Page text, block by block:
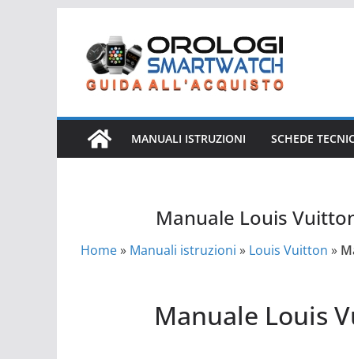
contenuto
MANUALI ISTRUZIONI SCHEDE
Manuale Louis
Home» Manuali istruzioni » Louis Vuitton »
Manuale Louis